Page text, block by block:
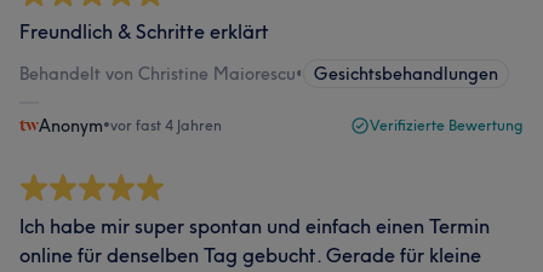
Freundlich & Schritte erklärt
Behandelt von Christine Maiorescu• Gesichtsbehandlungen
Anonym•vor fast 4 Jahren Verifizierte Bewertung
Ich habe mir super spontan und einfach einen Termin
online für denselben Tag gebucht. Gerade für kleine